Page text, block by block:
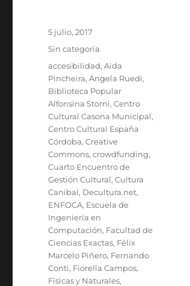
Publicado
el
5 julio, 2017
Categorías
Sin categoría
Etiquetas
accesibilidad,Aida
Pincheira,Ángela Ruedi,
Biblioteca Popular
Alfonsina Storni,Centro
Cultural Casona Municipal,
Centro Cultural España
Córdoba,Creative
Commons,crowdfunding,
Cuarto Encuentro de
Gestión Cultural,Cultura
Caníbal, Decultura.net,
ENFOCA, Escuela de
Ingeniería en
Computación, Facultad de
Ciencias Exactas, Félix
Marcelo Piñero, Fernando
Conti, Fiorella Campos,
Físicas y Naturales,